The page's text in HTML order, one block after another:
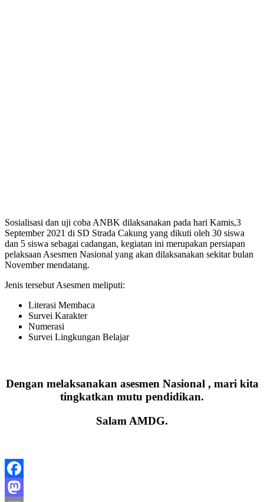
Sosialisasi dan uji coba ANBK dilaksanakan pada hari Kamis,3
September 2021 di SD Strada Cakung yang dikuti oleh 30 siswa
dan 5 siswa sebagai cadangan, kegiatan ini merupakan persiapan
pelaksaan Asesmen Nasional yang akan dilaksanakan sekitar bulan
November mendatang.
Jenis tersebut Asesmen meliputi:
Literasi Membaca
Survei Karakter
Numerasi
Survei Lingkungan Belajar
Dengan melaksanakan asesmen Nasional , mari kita
tingkatkan mutu pendidikan.
Salam AMDG.
Facebook